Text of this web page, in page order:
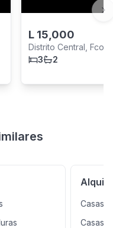
L 15,000
Distrito Central, Fco.
3
2
Casas
Casas